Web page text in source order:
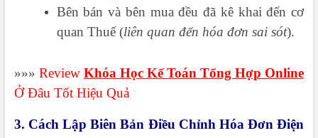
Bên bán và bên mua đều đã kê khai đến cơ
quan Thuế (liên quan đến hóa đơn sai sót).
»»» Review Khóa Học Kế Toán Tổng Hợp Online
Ở Đâu Tốt Hiệu Quả
3. Cách Lập Biên Bản Điều Chỉnh Hóa Đơn Điện